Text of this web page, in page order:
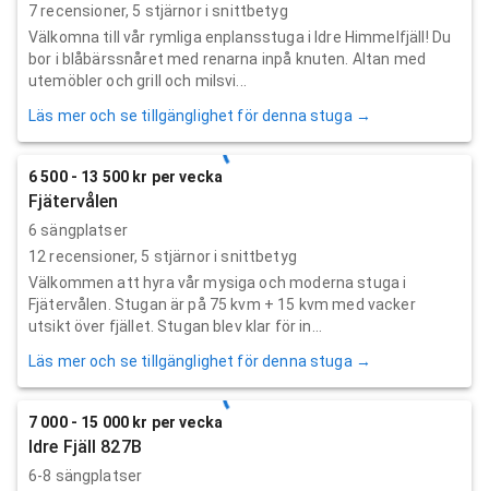
7recensioner, 5 stjärnor i snittbetyg
Välkomna till vår rymliga enplansstuga i Idre Himmelfjäll! Du
bor i blåbärssnåret med renarna inpå knuten. Altan med
utemöbler och grill och milsvi...
Läs mer och se tillgänglighet för denna stuga →
6 500 - 13 500 kr per vecka
Fjätervålen
6 sängplatser
12 recensioner, 5 stjärnor i snittbetyg
Välkommen att hyra vår mysiga och moderna stuga i
Fjätervålen. Stugan är på 75 kvm + 15 kvm med vacker
utsikt över fjället. Stugan blev klar för in...
Läs mer och se tillgänglighet för denna stuga →
7 000 - 15 000 kr per vecka
Idre Fjäll 827B
6-8 sängplatser